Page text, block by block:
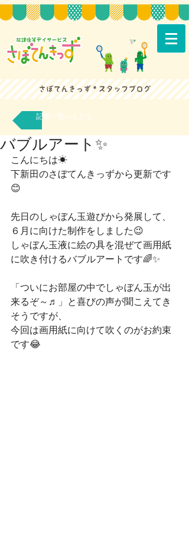
記事一覧へもどる
バブルアート✨
こんにちは☀
下新田のさぼてんきっずから更新です
😊
先日のしゃぼん玉遊びから発展して、
６月に向けた制作をしました😉
しゃぼん玉液に絵の具を混ぜて画用紙
に吹き付けるバブルアートです🌈✨
「ついにお部屋の中でしゃぼん玉が出
来るぞ～♬」と喜びの声が聞こえてき
そうですが、
今回は画用紙に向けて吹くのがお約束
です😂